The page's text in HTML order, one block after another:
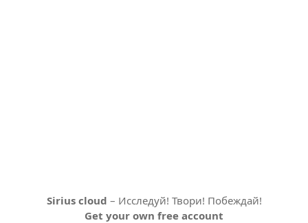
Sirius cloud – Исследуй! Твори! Побеждай!
Get your own free account